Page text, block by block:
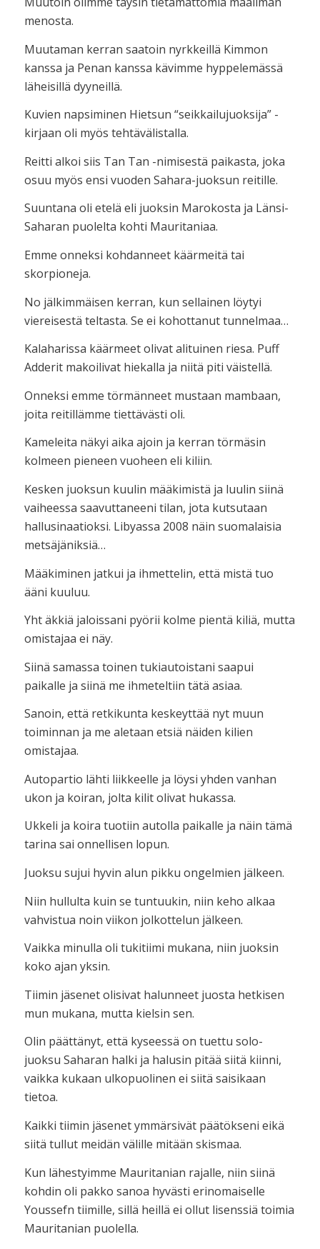
menosta.
Muutaman kerran saatoin nyrkkeillä Kimmon
kanssa ja Penan kanssa kävimme hyppelemässä
läheisillä dyyneillä.
Kuvien napsiminen Hietsun “seikkailujuoksija” -
kirjaan oli myös tehtävälistalla.
Reitti alkoi siis Tan Tan -nimisestä paikasta, joka
osuu myös ensi vuoden Sahara-juoksun reitille.
Suuntana oli etelä eli juoksin Marokosta ja Länsi-
Saharan puolelta kohti Mauritaniaa.
Emme onneksi kohdanneet käärmeitä tai
skorpioneja.
No jälkimmäisen kerran, kun sellainen löytyi
viereisestä teltasta. Se ei kohottanut tunnelmaa…
Kalaharissa käärmeet olivat alituinen riesa. Puff
Adderit makoilivat hiekalla ja niitä piti väistellä.
Onneksi emme törmänneet mustaan mambaan,
joita reitillämme tiettävästi oli.
Kameleita näkyi aika ajoin ja kerran törmäsin
kolmeen pieneen vuoheen eli kiliin.
Kesken juoksun kuulin määkimistä ja luulin siinä
vaiheessa saavuttaneeni tilan, jota kutsutaan
hallusinaatioksi. Libyassa 2008 näin suomalaisia
metsäjäniksiä…
Määkiminen jatkui ja ihmettelin, että mistä tuo
ääni kuuluu.
Yht äkkiä jaloissani pyörii kolme pientä kiliä, mutta
omistajaa ei näy.
Siinä samassa toinen tukiautoistani saapui
paikalle ja siinä me ihmeteltiin tätä asiaa.
Sanoin, että retkikunta keskeyttää nyt muun
toiminnan ja me aletaan etsiä näiden kilien
omistajaa.
Autopartio lähti liikkeelle ja löysi yhden vanhan
ukon ja koiran, jolta kilit olivat hukassa.
Ukkeli ja koira tuotiin autolla paikalle ja näin tämä
tarina sai onnellisen lopun.
Juoksu sujui hyvin alun pikku ongelmien jälkeen.
Niin hullulta kuin se tuntuukin, niin keho alkaa
vahvistua noin viikon jolkottelun jälkeen.
Vaikka minulla oli tukitiimi mukana, niin juoksin
koko ajan yksin.
Tiimin jäsenet olisivat halunneet juosta hetkisen
mun mukana, mutta kielsin sen.
Olin päättänyt, että kyseessä on tuettu solo-
juoksu Saharan halki ja halusin pitää siitä kiinni,
vaikka kukaan ulkopuolinen ei siitä saisikaan
tietoa.
Kaikki tiimin jäsenet ymmärsivät päätökseni eikä
siitä tullut meidän välille mitään skismaa.
Kun lähestyimme Mauritanian rajalle, niin siinä
kohdin oli pakko sanoa hyvästi erinomaiselle
Youssefn tiimille, sillä heillä ei ollut lisenssiä toimia
Mauritanian puolella.